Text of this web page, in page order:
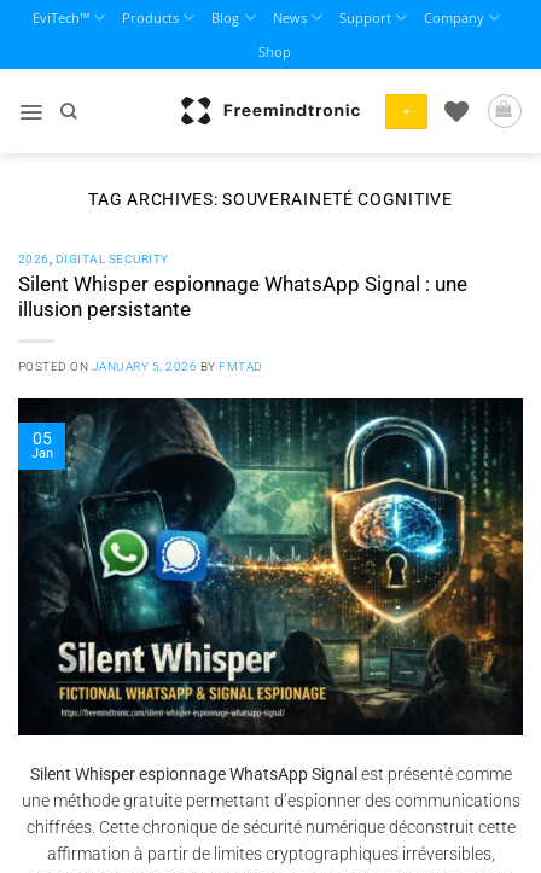
content
EviTech™ Products Blog News Support
Company
Shop
+
TAG ARCHIVES:SOUVERAINETÉ COGNITIVE
2026 DIGITAL SECURITY
Silent Whisper espionnage WhatsApp Signal : une
illusion persistante
POSTED ON JANUARY 5, 2026 BYFMTAD
05
Jan
Silent Whisper espionnage WhatsApp Signal est présenté comme
une méthode gratuite permettant d’espionner des communications
chiffrées. Cette chronique de sécurité numérique déconstruit cette
affirmation à partir de limites cryptographiques irréversibles,